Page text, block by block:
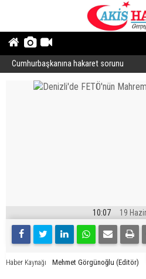
Cumhurbaşkanına hakaret sorunu
10:07 19
Haber Kaynağı Mehmet Görgünoğlu (Editör)